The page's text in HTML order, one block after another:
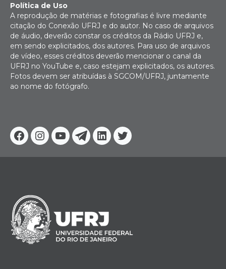
Facebook
Instagram
YoutubeTelegram
Linkedin
Twitter
Política de Uso
A reprodução de matérias e fotografias é livre mediante
citação do Conexão UFRJ e do autor. No caso de arquivos
de áudio, deverão constar os créditos da Rádio UFRJ e,
em sendo explicitados, dos autores. Para uso de arquivos
de vídeo, esses créditos deverão mencionar o canal da
UFRJ no YouTube e, caso estejam explicitados, os autores.
Fotos devem ser atribuídas à SGCOM/UFRJ, juntamente
ao nome do fotógrafo.